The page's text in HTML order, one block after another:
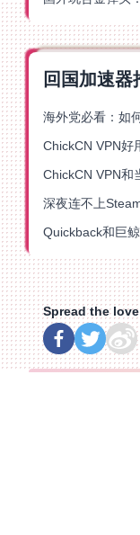
回国加速器
深夜连不上
Spread the love